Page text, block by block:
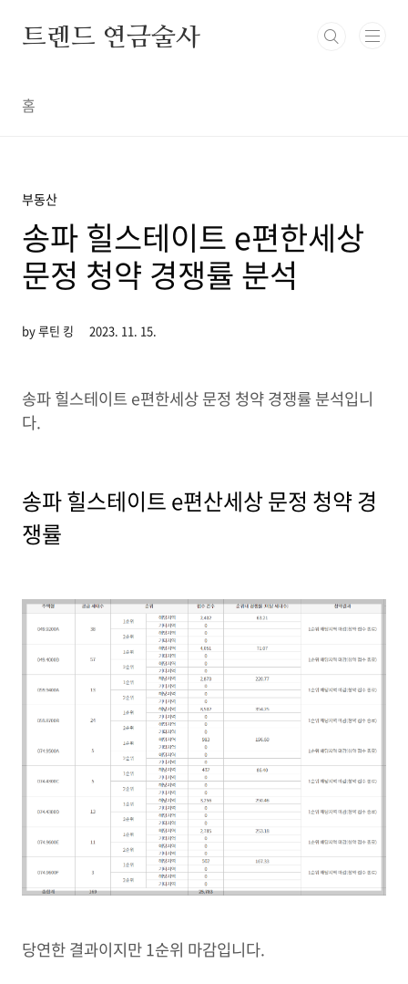
트렌드 연금술사
홈
부동산
송파 힐스테이트 e편한세상
문정 청약 경쟁률 분석
by 루틴 킹 2023. 11. 15.
송파 힐스테이트 e편한세상 문정 청약 경쟁률 분석입니
다.
송파 힐스테이트 e편산세상 문정 청약 경
쟁률
당연한 결과이지만 1순위 마감입니다.